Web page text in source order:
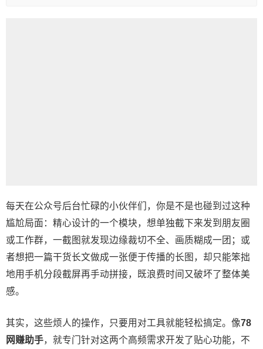
每天在公众号后台忙碌的小伙伴们，你是不是也碰到过这种
尴尬局面：精心设计的一个模块，想单独截下来发到 朋友圈
或工作群，一截图就发现边缘裁切不全、画质糊成一团；或
者想把一篇干货长文做成一张便于传播的长图，却只能笨拙
地用手机分段截屏再手动拼接，既浪费时间又破坏了整体美
感。
其实，这些烦人的操作，只要用对工具就能轻松搞定。像78
网赚助手，就专门针对这两个高频需求开发了贴心功能，不